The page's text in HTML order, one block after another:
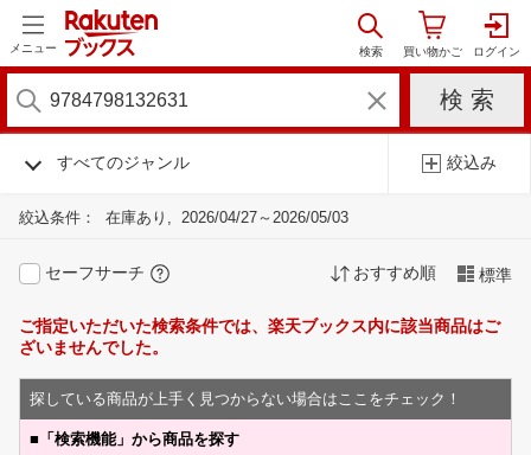
メニュー
すべてのジャンル 絞込み
絞込条件： 在庫あり 2026/04/27～2026/05/03
セーフサーチ おすすめ順 標準
ご指定いただいた検索条件では、楽天ブックス内に該当商品はご
ざいませんでした。
探している商品が上手く見つからない場合はここをチェック！
■ 「検索機能」から商品を探す